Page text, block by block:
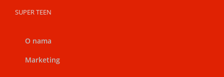
SUPER TEEN
O nama
Marketing